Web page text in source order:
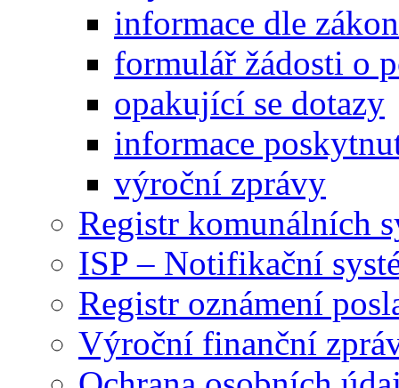
informace dle
formulář žádosti o
opakující se dotazy
informace
výroční zprávy
Registr komunálních
ISP – Notifikační
Registr oznámení
Výroční finanční